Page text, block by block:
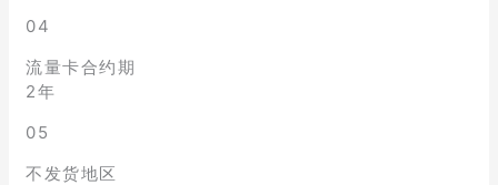
04
流量卡合约期
2年
05
不发货地区